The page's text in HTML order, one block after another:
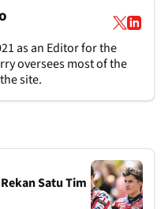
as an Editor for the
oversees most of the
site.
Satu Tim